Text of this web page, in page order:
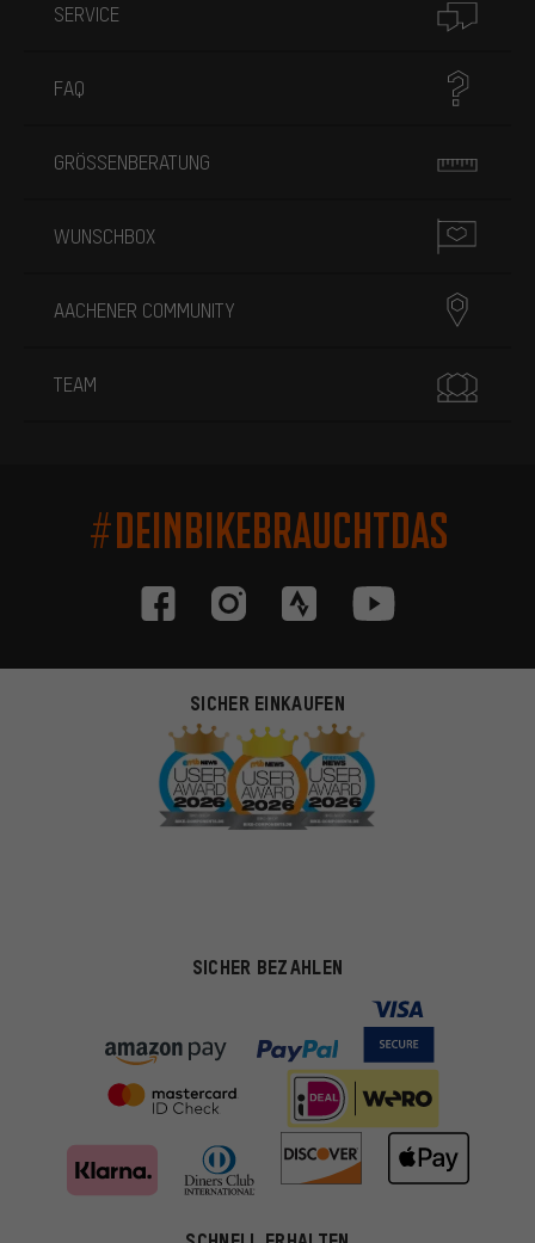
SERVICE
FAQ
GRÖSSENBERATUNG
WUNSCHBOX
AACHENER COMMUNITY
TEAM
#DEINBIKEBRAUCHTDAS
SICHER EINKAUFEN
SICHER BEZAHLEN